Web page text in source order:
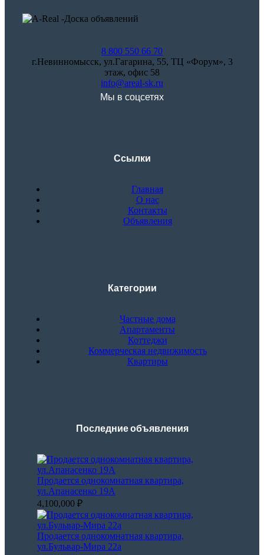
8 800 550 66 70
г.Невинномысск, ул.Гагарина, 55, ТЦ «Форум», 3
этаж, офис 58
info@areal-sk.ru
Мы в соцсетях
Ссылки
Главная
О нас
Контакты
Объявления
Категории
Частные дома
Апартаменты
Коттеджи
Коммерческая недвижимость
Квартиры
Последние объявления
Продается однокомнатная квартира,
ул.Апанасенко 19А
4,100,000 ₽
Продается однокомнатная квартира,
ул.Бульвар-Мира 22а